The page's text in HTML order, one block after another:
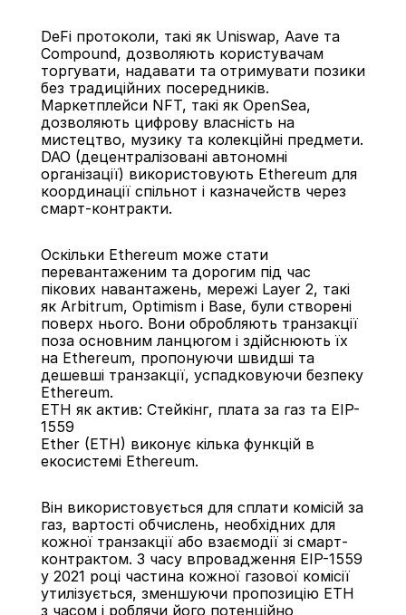
DeFi протоколи, такі як Uniswap, Aave та
Compound, дозволяють користувачам
торгувати, надавати та отримувати позики
без традиційних посередників.
Маркетплейси NFT, такі як OpenSea,
дозволяють цифрову власність на
мистецтво, музику та колекційні предмети.
DAO (децентралізовані автономні
організації) використовують Ethereum для
координації спільнот і казначейств через
смарт-контракти.
Оскільки Ethereum може стати
перевантаженим та дорогим під час
пікових навантажень, мережі Layer 2, такі
як Arbitrum, Optimism і Base, були створені
поверх нього. Вони обробляють транзакції
поза основним ланцюгом і здійснюють їх
на Ethereum, пропонуючи швидші та
дешевші транзакції, успадковуючи безпеку
Ethereum.
ETH як актив: Стейкінг, плата за газ та EIP-
1559
Ether (ETH) виконує кілька функцій в
екосистемі Ethereum.
Він використовується для сплати комісій за
газ, вартості обчислень, необхідних для
кожної транзакції або взаємодії зі смарт-
контрактом. З часу впровадження EIP-1559
у 2021 році частина кожної газової комісії
утилізується, зменшуючи пропозицію ETH
з часом і роблячи його потенційно